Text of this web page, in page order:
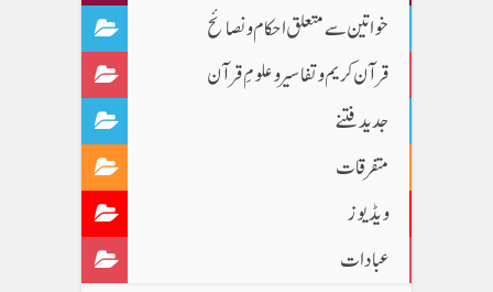
خواتین سے متعلق احکام و نصائح
قرآن کریم و تفاسیر و علومِ قرآن
جدید فتنے
متفرقات
ویڈیوز
عبادات